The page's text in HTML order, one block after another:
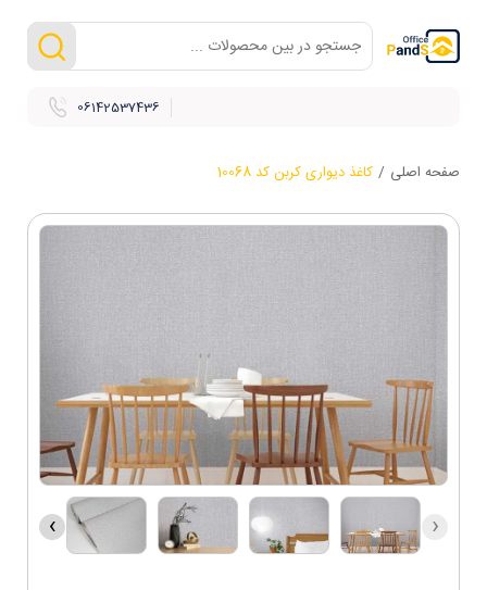
06142537436
صفحه اصلی / کاغذ دیواری کربن کد 10068
‹
›